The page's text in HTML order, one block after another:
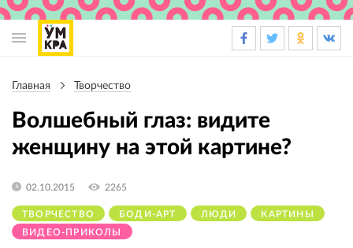
навигация
навигации
Главная Творчество
Волшебный глаз: видите
женщину на этой картине?
ТВОРЧЕСТВО БОДИ-АРТ ЛЮДИ
КАРТИНЫ
ВИДЕО-ПРИКОЛЫ
02.10.2015 2265